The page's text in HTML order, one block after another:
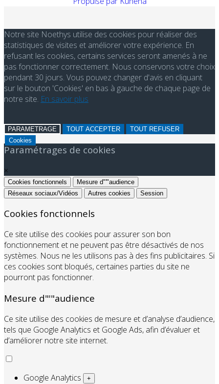
Notre site Noethys utilise des cookies pour réaliser des
statistiques de visites et améliorer votre expérience. En
refusant les cookies, certains services seront amenés à ne
pas fonctionner correctement. Nous conservons votre choix
pendant 30 jours. Vous pouvez changer d'avis en cliquant
sur le bouton 'Cookies' en bas à gauche de chaque page de
notre site. En savoir plus
PARAMETRAGE TOUT ACCEPTER
TOUT REFUSER
Cookies
Paramétrages de cookies
×
Cookies fonctionnels
Mesure d"'"audience
Réseaux sociaux/Vidéos
Autres cookies Session
Cookies fonctionnels
Ce site utilise des cookies pour assurer son bon
fonctionnement et ne peuvent pas être désactivés de nos
systèmes. Nous ne les utilisons pas à des fins publicitaires. Si
ces cookies sont bloqués, certaines parties du site ne
pourront pas fonctionner.
Mesure d"'"audience
Ce site utilise des cookies de mesure et d’analyse d’audience,
tels que Google Analytics et Google Ads, afin d’évaluer et
d’améliorer notre site internet.
Google Analytics +